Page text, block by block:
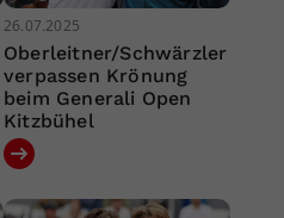
26.07.2025
Oberleitner/Schwärzler
verpassen Krönung
beim Generali Open
Kitzbühel